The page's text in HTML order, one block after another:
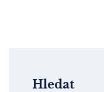
Hledat